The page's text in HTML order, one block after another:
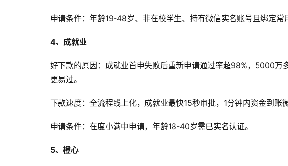
申请条件：年龄19-48岁、非在校学生、持有微信实名账号且绑定常
4、成就业
好下款的原因：成就业首申失败后重新申请通过率超98%，5000万
更易过。
下款速度：全流程线上化，成就业最快15秒审批，1分钟内资金到账
申请条件：在度小满中申请，年龄18-40岁需已实名认证。
5、橙心